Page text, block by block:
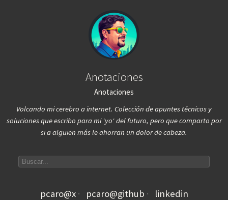
Anotaciones
Anotaciones
Volcando mi cerebro a internet. Colección de apuntes técnicos y
soluciones que escribo para mi 'yo' del futuro, pero que comparto por
si a alguien más le ahorran un dolor de cabeza.
pcaro@x pcaro@github linkedin